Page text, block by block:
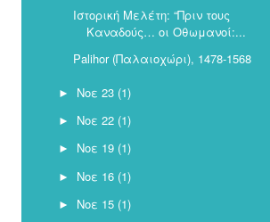
Iστορική Μελέτη: “Πριν τους
Καναδούς… οι Οθωμανοί:...
Palihor (Παλαιοχώρι), 1478-1568
► Νοε 23 (1)
► Νοε 22 (1)
► Νοε 19 (1)
► Νοε 16 (1)
► Νοε 15 (1)